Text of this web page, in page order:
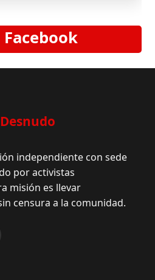
independiente con sede
por activistas
misión es llevar
censura a la comunidad.